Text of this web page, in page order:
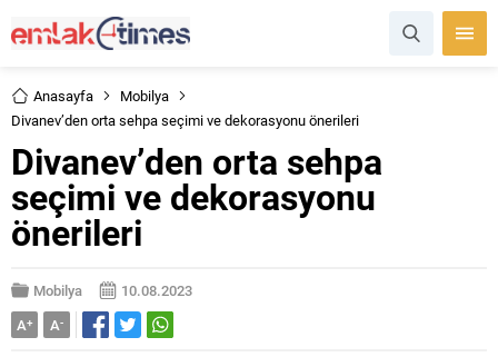
Anasayfa
Mobilya
Divanev’den orta sehpa seçimi ve dekorasyonu önerileri
Divanev’den orta sehpa
seçimi ve dekorasyonu
önerileri
Mobilya
10.08.2023
A+ A-